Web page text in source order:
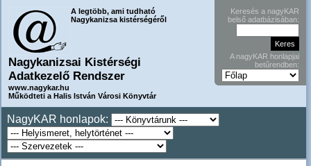
A legtöbb, ami tudható
Nagykanizsa kistérségéről
Nagykanizsai Kistérségi
Adatkezelő Rendszer
www.nagykar.hu
Működteti a Halis István Városi Könyvtár
Keresés a nagyKAR
belső adatbázisában:
A nagyKAR honlapjai
betűrendben:
NagyKAR honlapok: